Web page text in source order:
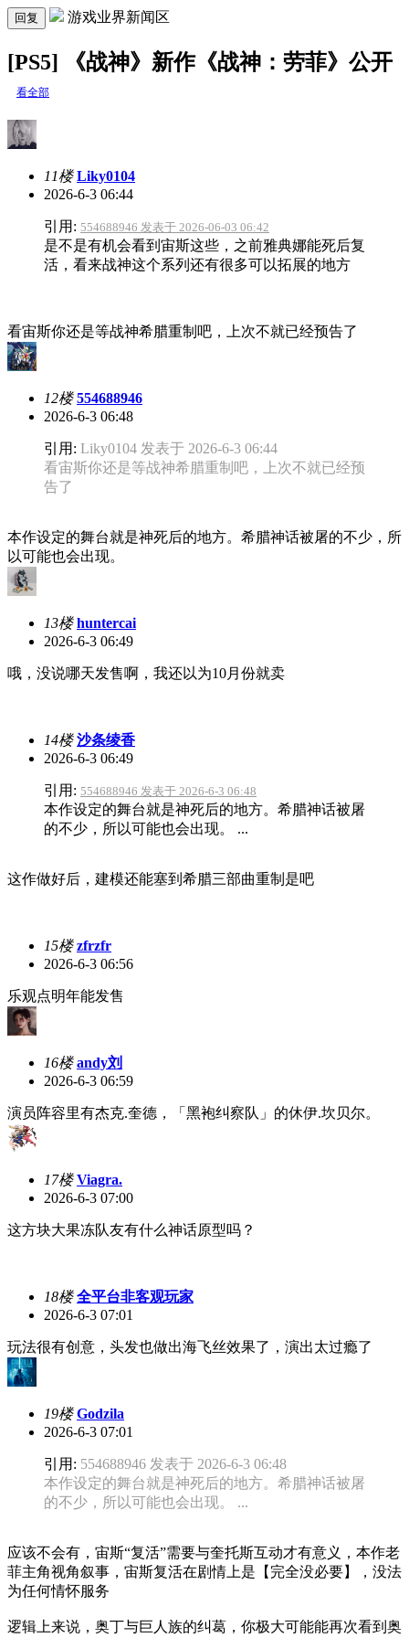
回复 游戏业界新闻区
[PS5] 《战神》新作《战神：劳菲》公开
看全部
11楼 Liky0104
2026-6-3 06:44
引用: 554688946 发表于 2026-06-03 06:42
是不是有机会看到宙斯这些，之前雅典娜能死后复
活，看来战神这个系列还有很多可以拓展的地方
看宙斯你还是等战神希腊重制吧，上次不就已经预告了
12楼 554688946
2026-6-3 06:48
引用: Liky0104 发表于 2026-6-3 06:44
看宙斯你还是等战神希腊重制吧，上次不就已经预
告了
本作设定的舞台就是神死后的地方。希腊神话被屠的不少，所
以可能也会出现。
13楼 huntercai
2026-6-3 06:49
哦，没说哪天发售啊，我还以为10月份就卖
14楼 沙条绫香
2026-6-3 06:49
引用: 554688946 发表于 2026-6-3 06:48
本作设定的舞台就是神死后的地方。希腊神话被屠
的不少，所以可能也会出现。 ...
这作做好后，建模还能塞到希腊三部曲重制是吧
15楼 zfrzfr
2026-6-3 06:56
乐观点明年能发售
16楼 andy刘
2026-6-3 06:59
演员阵容里有杰克.奎德，「黑袍纠察队」的休伊.坎贝尔。
17楼 Viagra.
2026-6-3 07:00
这方块大果冻队友有什么神话原型吗？
18楼 全平台非客观玩家
2026-6-3 07:01
玩法很有创意，头发也做出海飞丝效果了，演出太过瘾了
19楼 Godzila
2026-6-3 07:01
引用: 554688946 发表于 2026-6-3 06:48
本作设定的舞台就是神死后的地方。希腊神话被屠
的不少，所以可能也会出现。 ...
应该不会有，宙斯“复活”需要与奎托斯互动才有意义，本作老
菲主角视角叙事，宙斯复活在剧情上是【完全没必要】，没法
为任何情怀服务
逻辑上来说，奥丁与巨人族的纠葛，你极大可能能再次看到奥